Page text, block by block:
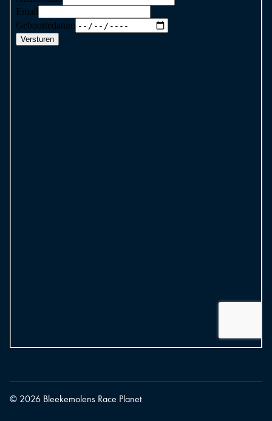
© 2026 Bleekemolens Race Planet